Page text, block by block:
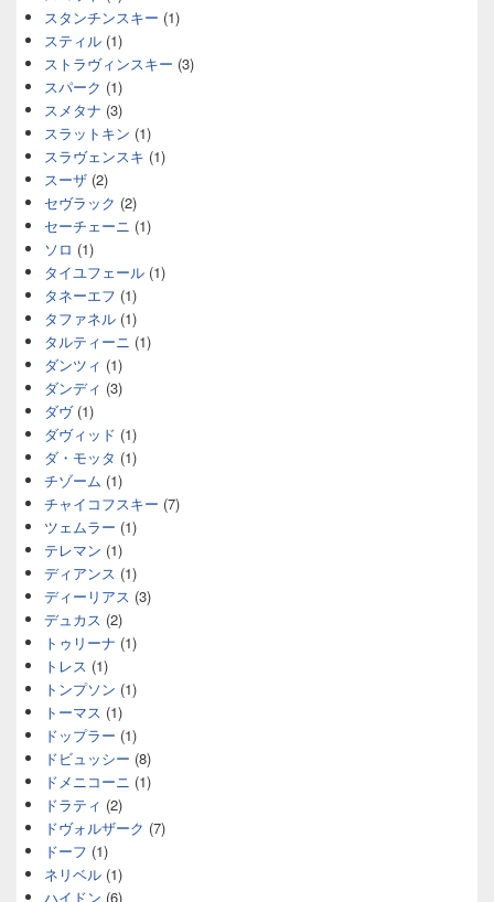
スタンチンスキー (1)
スティル (1)
ストラヴィンスキー (3)
スパーク (1)
スメタナ (3)
スラットキン (1)
スラヴェンスキ (1)
スーザ (2)
セヴラック (2)
セーチェーニ (1)
ソロ (1)
タイユフェール (1)
タネーエフ (1)
タファネル (1)
タルティーニ (1)
ダンツィ (1)
ダンディ (3)
ダヴ(1)
ダヴィッド (1)
ダ・モッタ (1)
チゾーム (1)
チャイコフスキー (7)
ツェムラー (1)
テレマン (1)
ディアンス (1)
ディーリアス (3)
デュカス (2)
トゥリーナ (1)
トレス (1)
トンプソン (1)
トーマス (1)
ドップラー (1)
ドビュッシー (8)
ドメニコーニ (1)
ドラティ (2)
ドヴォルザーク (7)
ドーフ (1)
ネリベル (1)
ハイドン (6)